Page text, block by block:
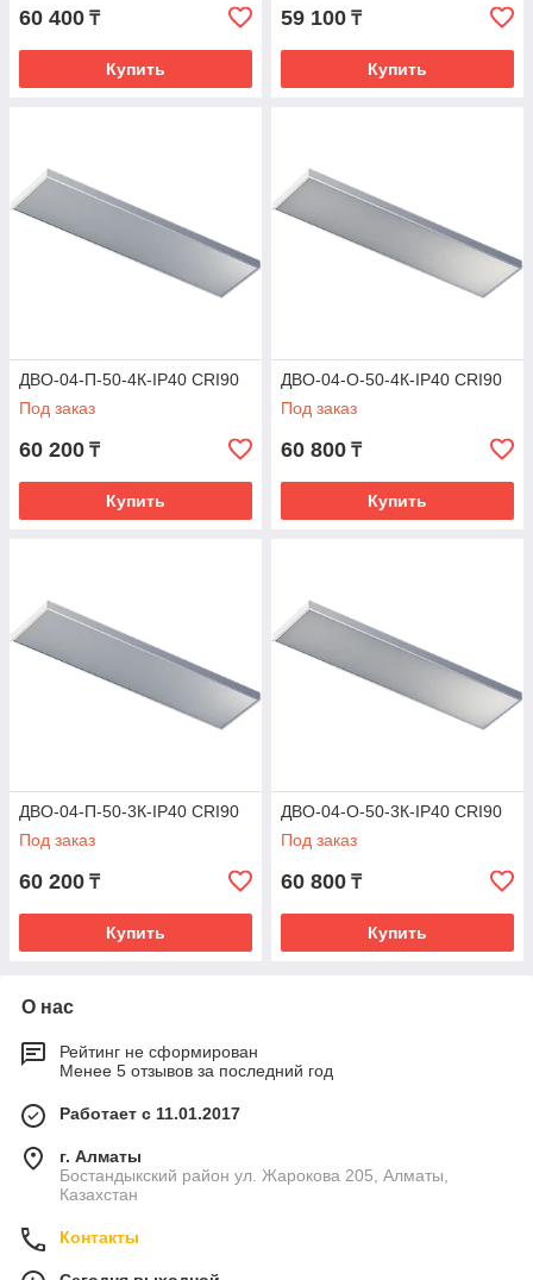
60 400 ₸
Купить
59 100 ₸
Купить
ДВО-04-П-50-4К-IP40 CRI90
Под заказ
60 200 ₸
Купить
ДВО-04-О-50-4К-IP40 CRI90
Под заказ
60 800 ₸
Купить
ДВО-04-П-50-3К-IP40 CRI90
Под заказ
60 200 ₸
Купить
ДВО-04-О-50-3К-IP40 CRI90
Под заказ
60 800 ₸
Купить
О нас
Рейтинг не сформирован
Менее 5 отзывов за последний год
Работает с 11.01.2017
г. Алматы
Бостандыкский район ул. Жарокова 205, Алматы,
Казахстан
Контакты